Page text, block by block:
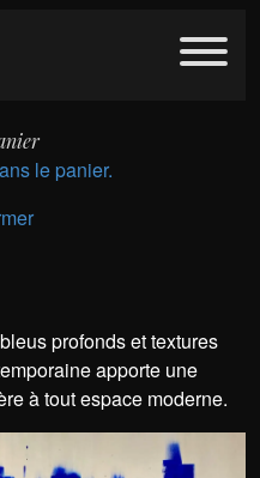
le panier.
profonds et textures
apporte une
à tout espace moderne.